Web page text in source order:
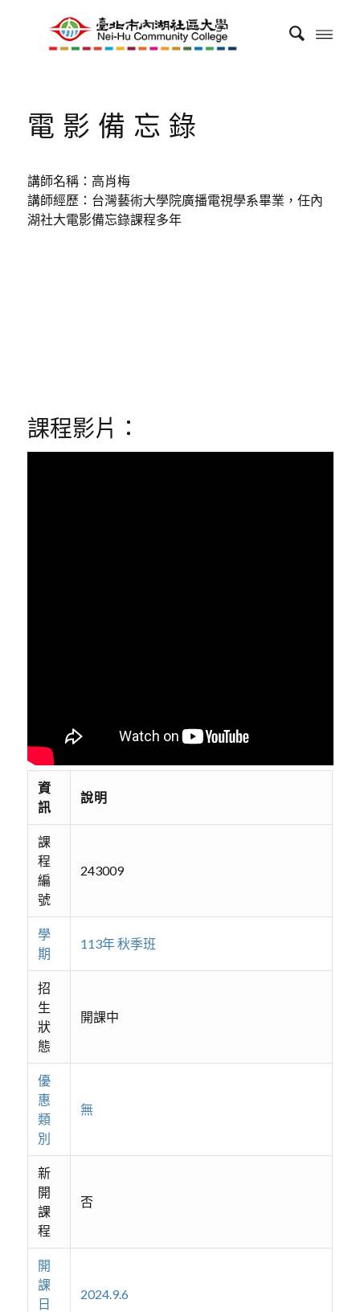
電影備忘錄
講師名稱：高肖梅
講師經歷：台灣藝術大學院廣播電視學系畢業，任內
湖社大電影備忘錄課程多年
課程影片：
資
訊
說明
課
程
編
號
243009
學
期
113年 秋季班
招
生
狀
態
開課中
優
惠
類
別
無
新
開
課
程
否
開
課
日
2024.9.6